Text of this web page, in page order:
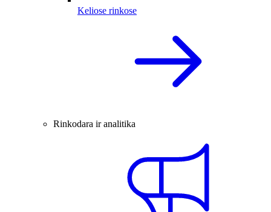
Keliose rinkose
Rinkodara ir analitika